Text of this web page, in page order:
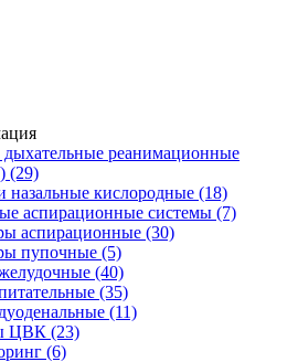
реанимационные
(29)
назальные кислородные (18)
аспирационные системы (7)
аспирационные (30)
пупочные (5)
(40)
(35)
(11)
ЦВК (23)
(6)